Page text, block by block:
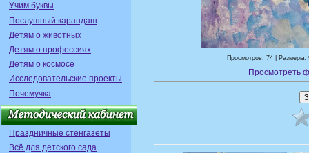
Учим буквы
Послушный карандаш
Детям о животных
Детям о профессиях
Детям о космосе
Исследовательские проекты
Почемучка
Праздничные стенгазеты
Всё для детского сада
Просмотров: 74 |
Просмотреть